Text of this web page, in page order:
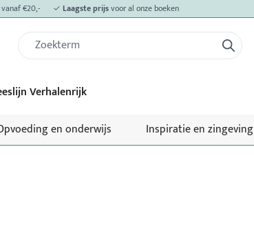
€20,- ✓ Laagste prijsvoor al onze boeken
Verhalenrijk
en onderwijs Inspiratie en zingeving